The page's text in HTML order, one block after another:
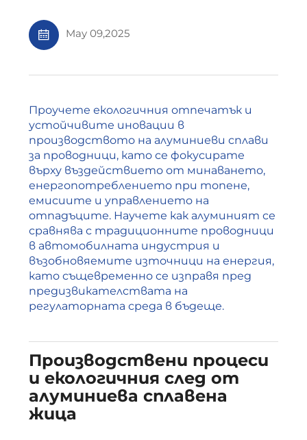
May 09,2025
Проучете екологичния отпечатък и
устойчивите иновации в
производството на алуминиеви сплави
за проводници, като се фокусирате
върху въздействието от минаването,
енергопотреблението при топене,
емисиите и управлението на
отпадъците. Научете как алуминият се
сравнява с традиционните проводници
в автомобилната индустрия и
възобновяемите източници на енергия,
като същевременно се изправя пред
предизвикателствата на
регулаторната среда в бъдеще.
Производствени процеси
и екологичния след от
алуминиева сплавена
жица